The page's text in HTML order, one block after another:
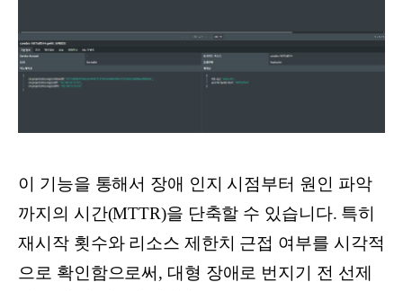
이 기능을 통해서 장애 인지 시점부터 원인 파악
까지의 시간(MTTR)을 단축할 수 있습니다. 특히
재시작 횟수와 리소스 제한치 근접 여부를 시각적
으로 확인함으로써, 대형 장애로 번지기 전 선제